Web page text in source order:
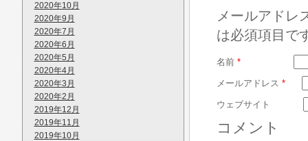
2020年10月
2020年9月
2020年7月
2020年6月
2020年5月
2020年4月
2020年3月
2020年2月
2019年12月
2019年11月
2019年10月
メールアドレ
は必須項目で
名前 *
メールアドレス *
ウェブサイト
コメント